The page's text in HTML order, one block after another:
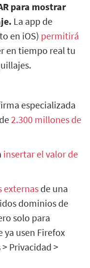
para mostrar
La app de
en iOS) permitirá
en tiempo real tu
especializada
2.300 millones de
insertar el valor de
externas de una
dominios de
solo para
ya usen Firefox
Privacidad >